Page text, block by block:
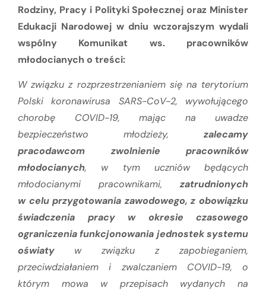
Rodziny, Pracy i Polityki Społecznej oraz Minister
Edukacji Narodowej w dniu wczorajszym wydali
wspólny Komunikat ws. pracowników
młodocianych o treści:
W związku z rozprzestrzenianiem się na terytorium
Polski koronawirusa SARS-CoV-2, wywołującego
chorobę COVID-19, mając na uwadze
bezpieczeństwo młodzieży, zalecamy
pracodawcom zwolnienie pracowników
młodocianych, w tym uczniów będących
młodocianymi pracownikami, zatrudnionych
w celu przygotowania zawodowego, z obowiązku
świadczenia pracy w okresie czasowego
ograniczenia funkcjonowania jednostek systemu
oświaty w związku z zapobieganiem,
przeciwdziałaniem i zwalczaniem COVID-19, o
którym mowa w przepisach wydanych na